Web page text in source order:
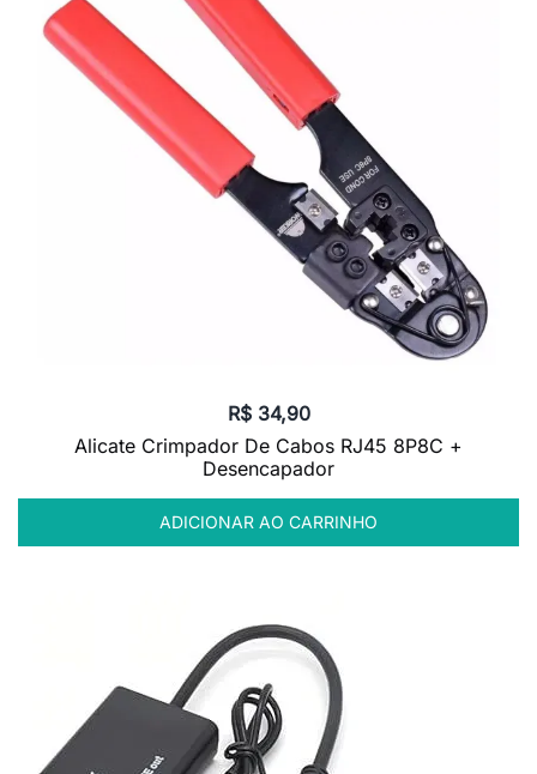
R$34,90
Alicate Crimpador De Cabos RJ45 8P8C +
Desencapador
ADICIONAR AO CARRINHO